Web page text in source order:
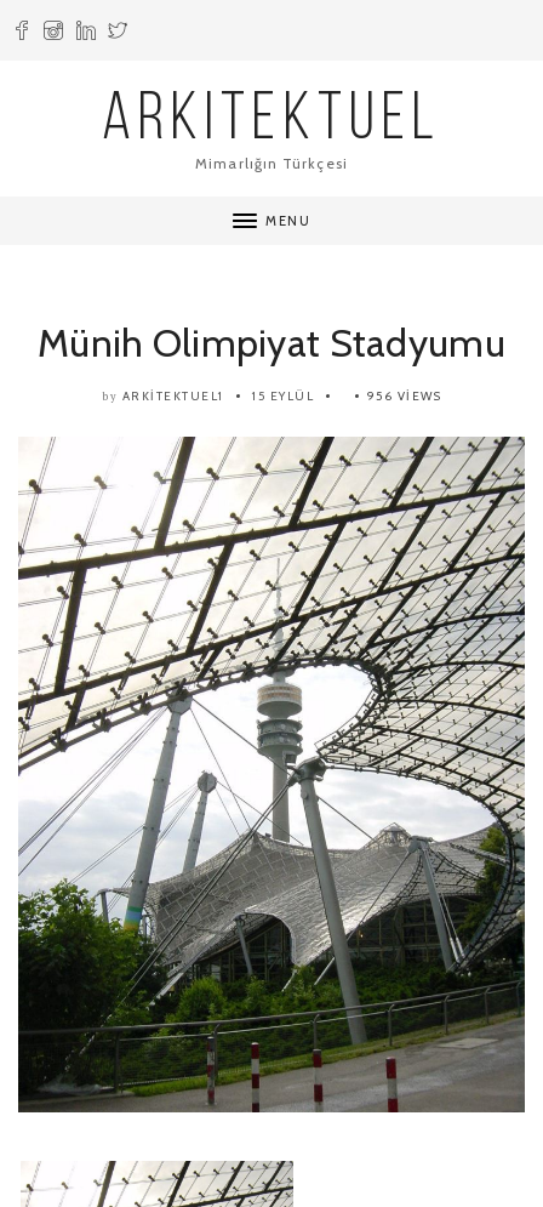
ARKITEKTUEL
Mimarlığın Türkçesi
MENU
Münih Olimpiyat Stadyumu
by ARKITEKTUEL1 15 EYLÜL 956 VIEWS